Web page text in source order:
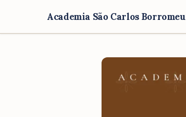
Academia São Carlos Borromeu